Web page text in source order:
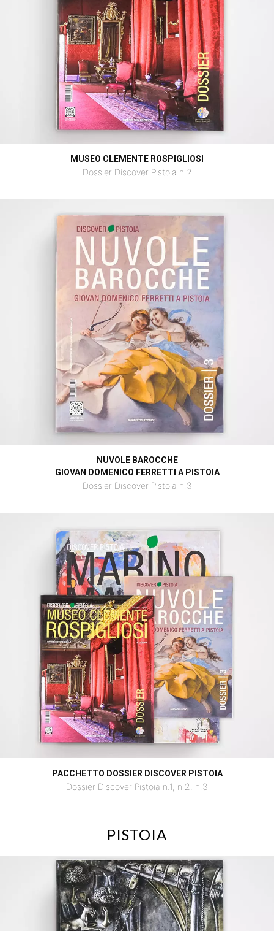
MUSEO CLEMENTE ROSPIGLIOSI
Dossier Discover Pistoia n.2
NUVOLE BAROCCHE
GIOVAN DOMENICO FERRETTI A PISTOIA
Dossier Discover Pistoia n.3
PACCHETTO DOSSIER DISCOVER PISTOIA
Dossier Discover Pistoia n.1, n.2, n.3
PISTOIA